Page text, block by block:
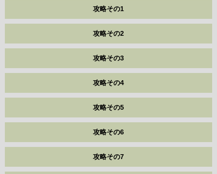
攻略その1
攻略その2
攻略その3
攻略その4
攻略その5
攻略その6
攻略その7